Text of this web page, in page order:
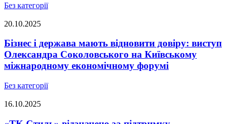
Без категорії
20.10.2025
Бізнес і держава мають відновити довіру: виступ
Олександра Соколовського на Київському
міжнародному економічному форумі
Без категорії
16.10.2025